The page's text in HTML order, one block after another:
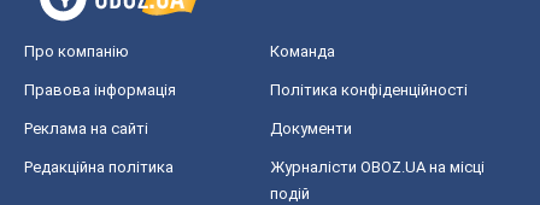
Про компанію Команда
Правова інформація Політика конфіденційності
Реклама на сайті Документи
Редакційна політика
Журналісти OBOZ.UA на місці
подій